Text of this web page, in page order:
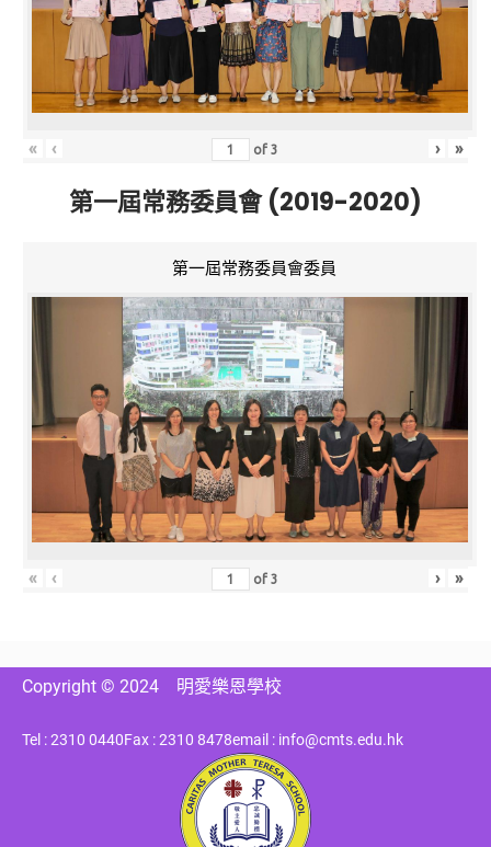
« ‹ of3 › »
第一屆常務委員會 (2019-2020)
第一屆常務委員會委員
« ‹ of3 › »
Copyright © 2024 明愛樂恩學校
Tel : 2310 0440Fax : 2310 8478email : info@cmts.edu.hk